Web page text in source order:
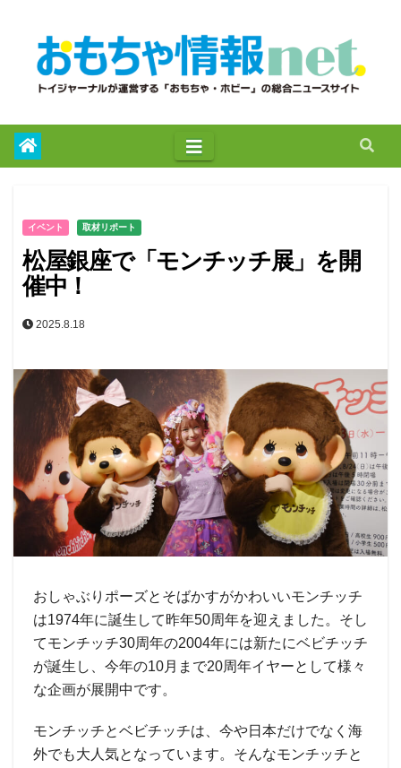
イベント 取材リポート
松屋銀座で「モンチッチ展」を開
催中！
2025.8.18
おしゃぶりポーズとそばかすがかわいいモンチッチ
は1974年に誕生して昨年50周年を迎えました。そし
てモンチッチ30周年の2004年には新たにベビチッチ
が誕生し、今年の10月まで20周年イヤーとして様々
な企画が展開中です。
モンチッチとベビチッチは、今や日本だけでなく海
外でも大人気となっています。そんなモンチッチと